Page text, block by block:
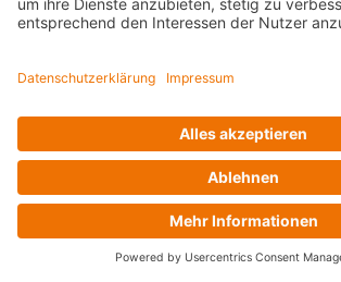
Alle anzeigen
Außenstationen
Klingeltaster und Gongs
Sprechanlagen-Sets
Zubehör Türkommunikation
Videoüberwachung
Zubehör Videoüberwachung
Alle anzeigen